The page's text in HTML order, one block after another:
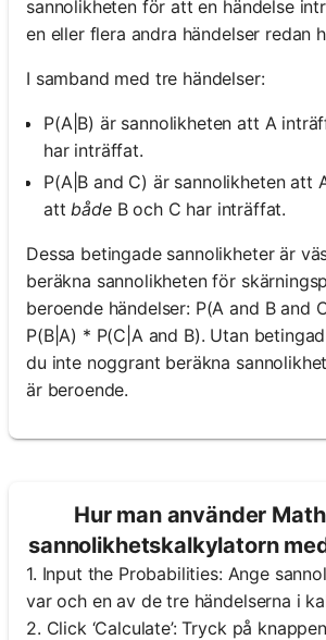
sannolikheten för att en händelse
en eller flera andra händelser redan
I samband med tre händelser:
P(A|B) är sannolikheten att A
har inträffat.
P(A|B and C) är sannolikheten att
att bådeB och C har inträffat.
Dessa betingade sannolikheter är
beräkna sannolikheten för
beroende händelser: P(A and B and
P(B|A) * P(C|A and B). Utan
du inte noggrant beräkna
är beroende.
Hur man använder
sannolikhetskalkylatorn
1. Input the Probabilities: Ange
var och en av de tre händelserna i
2. Click ‘Calculate’: Tryck på